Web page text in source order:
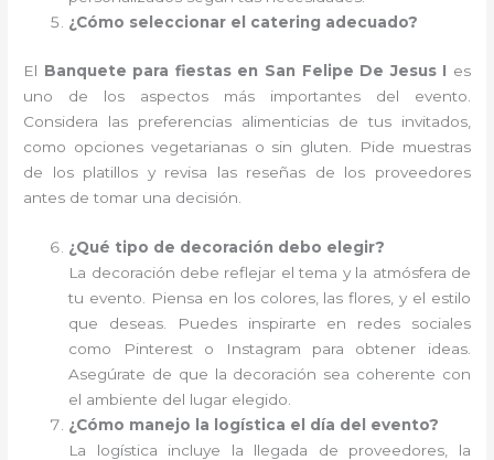
¿Cómo seleccionar el catering adecuado?
El Banquete para fiestas en San Felipe De Jesus I es
uno de los aspectos más importantes del evento.
Considera las preferencias alimenticias de tus invitados,
como opciones vegetarianas o sin gluten. Pide muestras
de los platillos y revisa las reseñas de los proveedores
antes de tomar una decisión.
¿Qué tipo de decoración debo elegir?
La decoración debe reflejar el tema y la atmósfera de
tu evento. Piensa en los colores, las flores, y el estilo
que deseas. Puedes inspirarte en redes sociales
como Pinterest o Instagram para obtener ideas.
Asegúrate de que la decoración sea coherente con
el ambiente del lugar elegido.
¿Cómo manejo la logística el día del evento?
La logística incluye la llegada de proveedores, la